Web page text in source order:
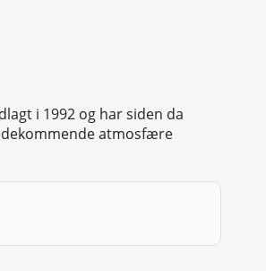
i 1992 og har siden da
atmosfære